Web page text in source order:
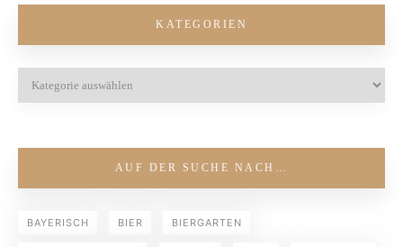
KATEGORIEN
AUF DER SUCHE NACH…
BAYERISCH BIER BIERGARTEN